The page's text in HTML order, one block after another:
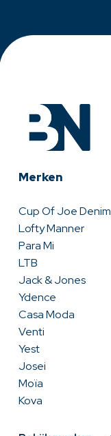
Merken
Cup Of Joe Denim
Lofty Manner
Para Mi
LTB
Jack & Jones
Ydence
Casa Moda
Venti
Yest
Josei
Moïa
Kova